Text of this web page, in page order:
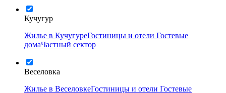
Кучугур
Жилье в КучугуреГостиницы и отели Гостевые
домаЧастный сектор
Веселовка
Жилье в ВеселовкеГостиницы и отели Гостевые